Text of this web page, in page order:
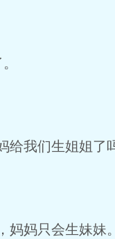
给我们生姐姐了
妈妈只会生妹妹